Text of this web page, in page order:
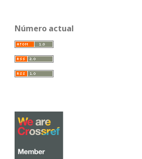
Número actual